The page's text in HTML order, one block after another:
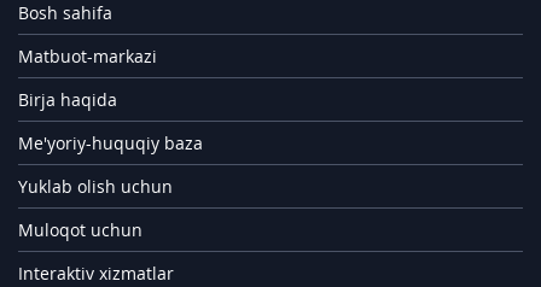
Bosh sahifa
Matbuot-markazi
Birja haqida
Me'yoriy-huquqiy baza
Yuklab olish uchun
Muloqot uchun
Interaktiv xizmatlar